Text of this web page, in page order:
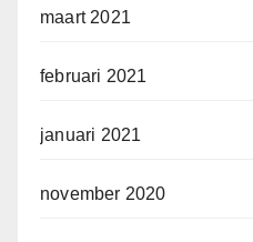
maart 2021
februari 2021
januari 2021
november 2020